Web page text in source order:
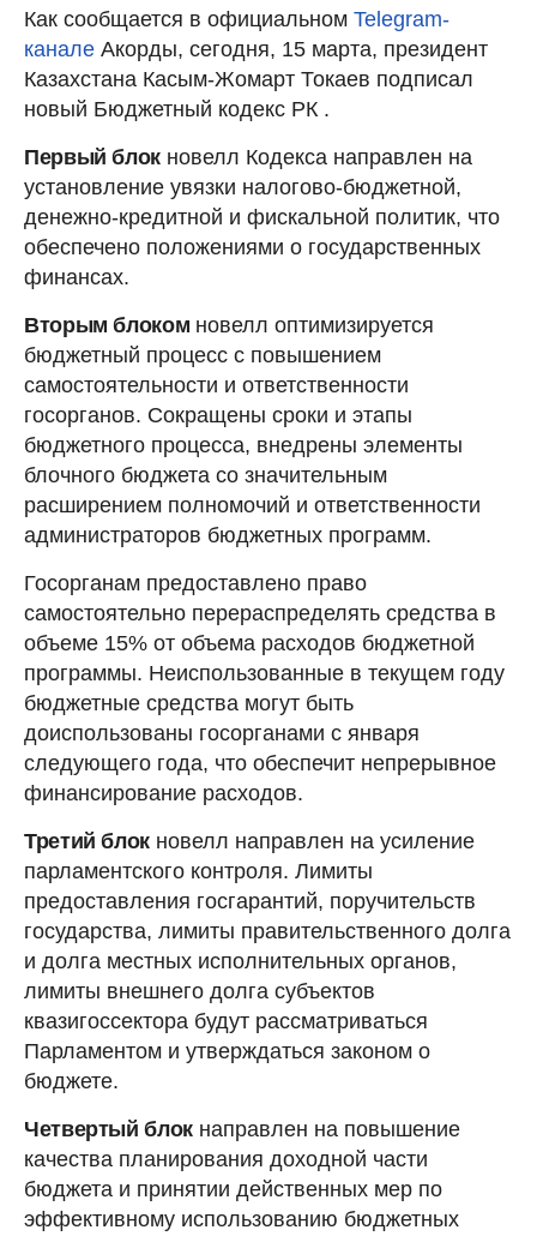
Как сообщается в официальном Telegram-
канале Акорды, сегодня, 15 марта, президент
Казахстана Касым-Жомарт Токаев подписал
новый Бюджетный кодекс РК .
Первый блок новелл Кодекса направлен на
установление увязки налогово-бюджетной,
денежно-кредитной и фискальной политик, что
обеспечено положениями о государственных
финансах.
Вторым блоком новелл оптимизируется
бюджетный процесс с повышением
самостоятельности и ответственности
госорганов. Сокращены сроки и этапы
бюджетного процесса, внедрены элементы
блочного бюджета со значительным
расширением полномочий и ответственности
администраторов бюджетных программ.
Госорганам предоставлено право
самостоятельно перераспределять средства в
объеме 15% от объема расходов бюджетной
программы. Неиспользованные в текущем году
бюджетные средства могут быть
доиспользованы госорганами с января
следующего года, что обеспечит непрерывное
финансирование расходов.
Третий блок новелл направлен на усиление
парламентского контроля. Лимиты
предоставления госгарантий, поручительств
государства, лимиты правительственного долга
и долга местных исполнительных органов,
лимиты внешнего долга субъектов
квазигоссектора будут рассматриваться
Парламентом и утверждаться законом о
бюджете.
Четвертый блокнаправлен на повышение
качества планирования доходной части
бюджета и принятии действенных мер по
эффективному использованию бюджетных